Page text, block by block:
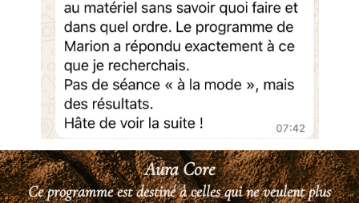
Aura Core
Ce programme est destiné à celles qui ne veulent plus